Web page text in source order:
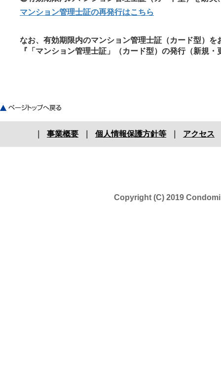
マンション管理士証の再発行はこちら
なお、有効期限内のマンション管理士証（カード型）
『「マンション管理士証」（カード型）の発行（新規
事業概要 個人情報保護方針等 アクセス
Copyright (C) 2019